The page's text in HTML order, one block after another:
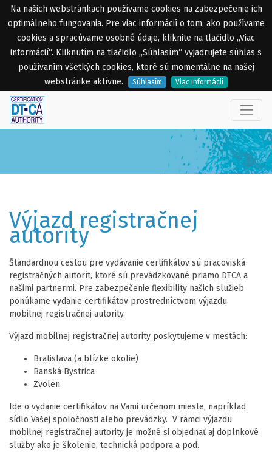
Na našich webstránkach používame cookies na zabezpečenie ich
optimálneho fungovania. Pre viac informácií o tom, ako používame
cookies a spracúvame osobné údaje, kliknite na tlačidlo „Viac
informácií“. Kliknutím na tlačidlo „Súhlasím“ vyjadrujete súhlas s
používaním všetkých cookies, ktoré sú momentálne na našej
webstránke aktívne.
Súhlasím Viac informácií
Výjazd registračnej
autority
Štandardnou cestou pre vydávanie certifikátov sú pracoviská
registračných autorít, ktoré sú prevádzkované priamo DTCA a
našimi partnermi. Pre zabezpečenie flexibility našich služieb
ponúkame vydanie certifikátov prostredníctvom výjazdu
mobilnej registračnej autority.
Výjazd mobilnej registračnej autority poskytujeme v mestách:
Bratislava (a blízke okolie)
Banská Bystrica
Zvolen
Ide o vydanie certifikátov na Vami určenom mieste, napríklad
sídlo Vašej spoločnosti alebo prevádzky. V rámci výjazdu
mobilnej registračnej autority je možné si objednať aj doplnkové
služby ako je školenie, technická podpora a pod.